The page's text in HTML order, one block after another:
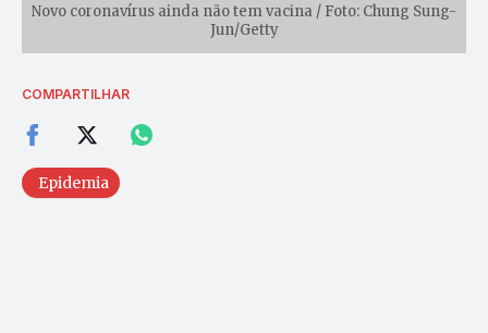
Novo coronavírus ainda não tem vacina / Foto: Chung Sung-
Jun/Getty
COMPARTILHAR
Epidemia